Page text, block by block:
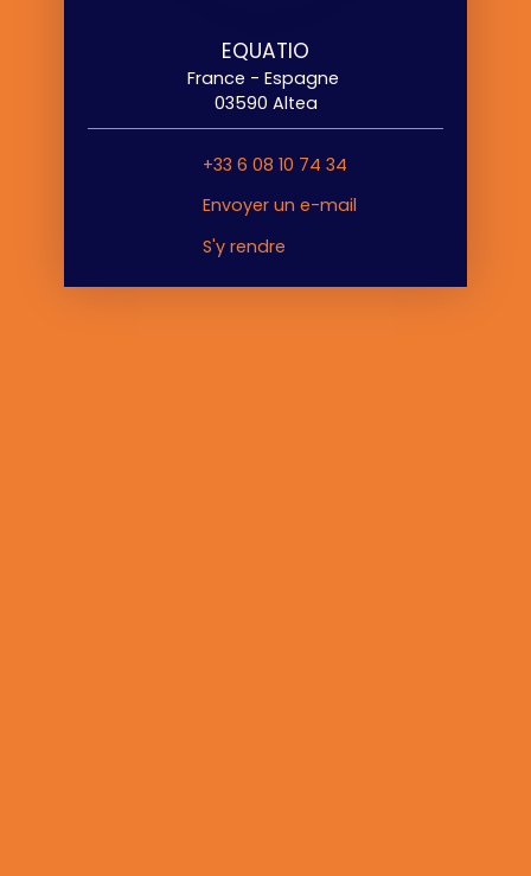
EQUATIO
France - Espagne
03590 Altea
+33 6 08 10 74 34
Envoyer un e-mail
S'y rendre